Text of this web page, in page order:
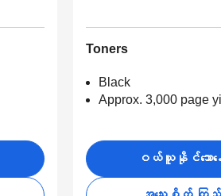
Toners
Black
Approx. 3,000 page
ဝယ်ယူနိုင်သောနေရ